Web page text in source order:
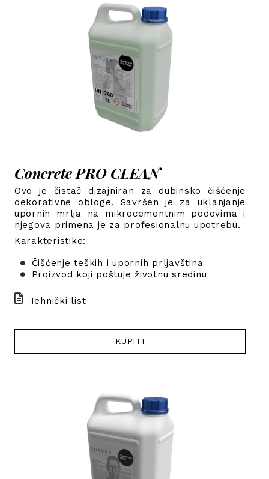
Concrete PRO CLEAN
Ovo je čistač dizajniran za dubinsko čišćenje
dekorativne obloge. Savršen je za uklanjanje
upornih mrlja na mikrocementnim podovima i
njegova primena je za profesionalnu upotrebu.
Karakteristike:
Čišćenje teških i upornih prljavština
Proizvod koji poštuje životnu sredinu
Tehnički list
KUPITI